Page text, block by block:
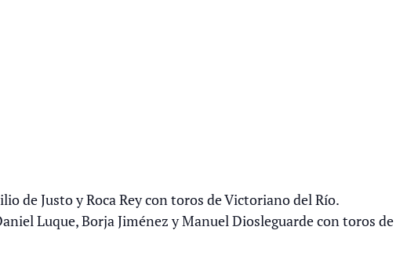
de Justo y Roca Rey con toros de Victoriano del Río.
Luque, Borja Jiménez y Manuel Diosleguarde con toros de